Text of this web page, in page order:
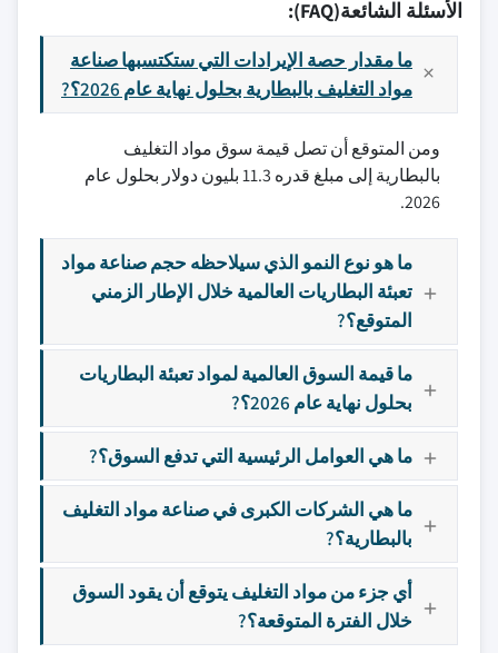
الأسئلة الشائعة(FAQ):
ما مقدار حصة الإيرادات التي ستكتسبها صناعة
مواد التغليف بالبطارية بحلول نهاية عام 2026؟?
ومن المتوقع أن تصل قيمة سوق مواد التغليف
بالبطارية إلى مبلغ قدره 11.3 بليون دولار بحلول عام
2026.
ما هو نوع النمو الذي سيلاحظه حجم صناعة مواد
تعبئة البطاريات العالمية خلال الإطار الزمني
المتوقع؟?
ما قيمة السوق العالمية لمواد تعبئة البطاريات
بحلول نهاية عام 2026؟?
ما هي العوامل الرئيسية التي تدفع السوق؟?
ما هي الشركات الكبرى في صناعة مواد التغليف
بالبطارية؟?
أي جزء من مواد التغليف يتوقع أن يقود السوق
خلال الفترة المتوقعة؟?